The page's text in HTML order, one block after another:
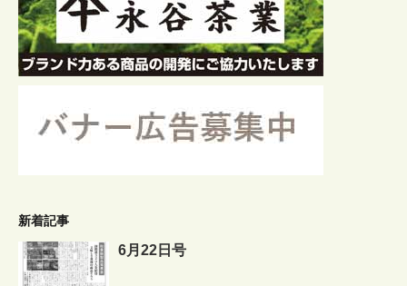
新着記事
6月22日号